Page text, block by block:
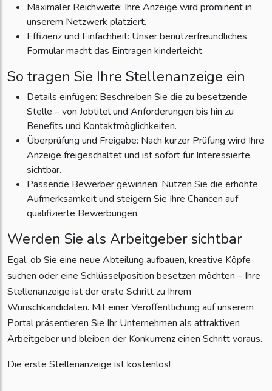
Maximaler Reichweite: Ihre Anzeige wird prominent in
unserem Netzwerk platziert.
Effizienz und Einfachheit: Unser benutzerfreundliches
Formular macht das Eintragen kinderleicht.
So tragen Sie Ihre Stellenanzeige ein
Details einfügen: Beschreiben Sie die zu besetzende
Stelle – von Jobtitel und Anforderungen bis hin zu
Benefits und Kontaktmöglichkeiten.
Überprüfung und Freigabe: Nach kurzer Prüfung wird Ihre
Anzeige freigeschaltet und ist sofort für Interessierte
sichtbar.
Passende Bewerber gewinnen: Nutzen Sie die erhöhte
Aufmerksamkeit und steigern Sie Ihre Chancen auf
qualifizierte Bewerbungen.
Werden Sie als Arbeitgeber sichtbar
Egal, ob Sie eine neue Abteilung aufbauen, kreative Köpfe
suchen oder eine Schlüsselposition besetzen möchten – Ihre
Stellenanzeige ist der erste Schritt zu Ihrem
Wunschkandidaten. Mit einer Veröffentlichung auf unserem
Portal präsentieren Sie Ihr Unternehmen als attraktiven
Arbeitgeber und bleiben der Konkurrenz einen Schritt voraus.
Die erste Stellenanzeige ist kostenlos!